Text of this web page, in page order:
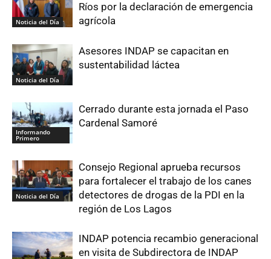
Noticia del Día
Ríos por la declaración de emergencia
agrícola
Noticia del Día
Asesores INDAP se capacitan en
sustentabilidad láctea
Informando
Primero
Cerrado durante esta jornada el Paso
Cardenal Samoré
Noticia del Día
Consejo Regional aprueba recursos
para fortalecer el trabajo de los canes
detectores de drogas de la PDI en la
región de Los Lagos
INDAP potencia recambio generacional
en visita de Subdirectora de INDAP